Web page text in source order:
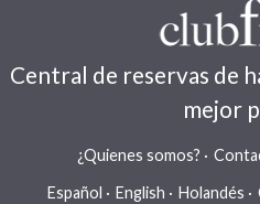
Central de reservas de
mejor
¿Quienes somos?
Español
English Holandés